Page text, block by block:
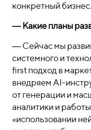
конкретный бизнес.
― Какие планы
― Сейчас мы
системного и
first подход в
внедряем AI-
от генерации и
аналитики и
«использовании